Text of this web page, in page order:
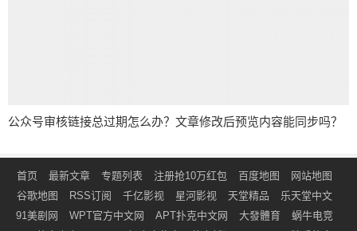
公众号审核链接总过期怎么办？文章修改后预览内容能同步吗？
首页 最新文章 专题列表 注册抢10万红包 百度地图
网站地图
谷歌地图
RSS订阅 千亿影视 星河影视 天堂精品
乐天堂中文
91美剧网
WPT官方中文网 APT扑克中文网 大發體育
蜗牛电竞